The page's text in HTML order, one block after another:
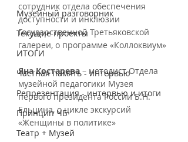
Музейный разговорник
Текущие проекты
ИТОГИ
Частная память - интервью
Репрезентация - интервью и итоги
Принцип ЧБ
Театр + Музей
сотрудник отдела обеспечения
доступности и инклюзии
Государственной Третьяковской
галереи, о программе «Коллоквиум»
Яна Костарева – методист Отдела
музейной педагогики Музея
первого президента России Б.Н.
Ельцина, о цикле экскурсий
«Женщины в политике»